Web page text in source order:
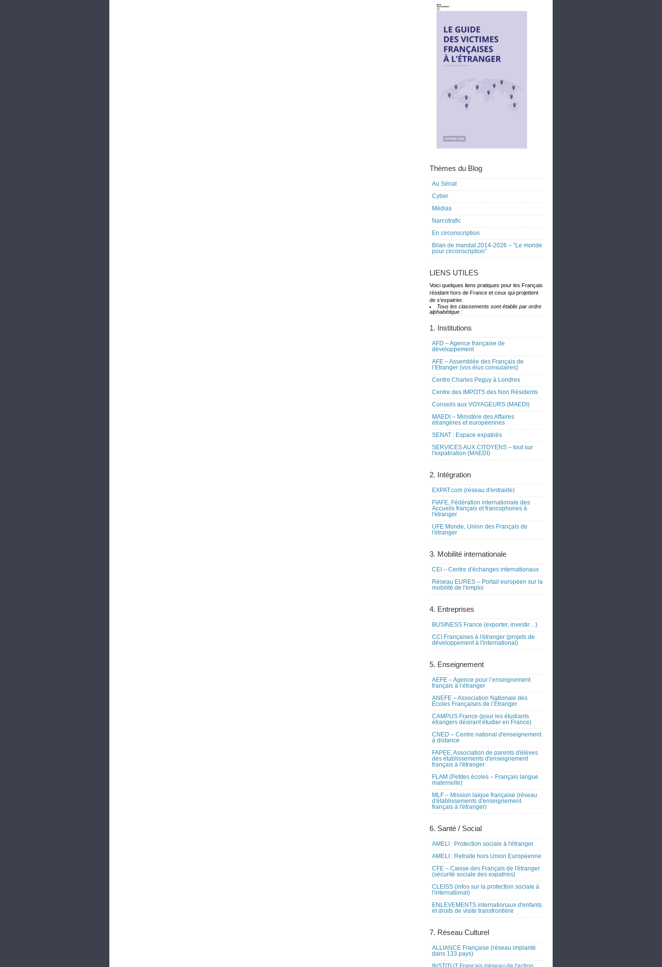
Thèmes du Blog
Au Sénat
Cyber
Médias
Narcotrafic
En circonscription
Bilan de mandat 2014-2026 – “Le monde
pour circonscription”
LIENS UTILES
Voici quelques liens pratiques pour les Français
résidant hors de France et ceux qui projettent
de s'expatrier.
Tous les classements sont établis par ordre
alphabétique :
1. Institutions
AFD – Agence française de
développement
AFE – Assemblée des Français de
l’Etranger (vos élus consulaires)
Centre Charles Peguy à Londres
Centre des IMPOTS des Non Résidents
Conseils aux VOYAGEURS (MAEDI)
MAEDI – Ministère des Affaires
étrangères et européennes
SENAT : Espace expatriés
SERVICES AUX CITOYENS – tout sur
l'expatriation (MAEDI)
2. Intégration
EXPAT.com (réseau d'entraide)
FIAFE, Fédération internationale des
Accueils français et francophones à
l'étranger
UFE Monde, Union des Français de
l'étranger
3. Mobilité internationale
CEI – Centre d'échanges internationaux
Réseau EURES – Portail européen sur la
mobilité de l'emploi
4. Entreprises
BUSINESS France (exporter, investir…)
CCI Françaises à l'étranger (projets de
développement à l'international)
5. Enseignement
AEFE – Agence pour l’enseignement
français à l’étranger
ANEFE – Association Nationale des
Écoles Françaises de l’Étranger
CAMPUS France (pour les étudiants
étrangers désirant étudier en France)
CNED – Centre national d'enseignement
à distance
FAPEE, Association de parents d'élèves
des établissements d'enseignement
français à l'étranger.
FLAM (Petites écoles – Français langue
maternelle)
MLF – Mission laïque française (réseau
d'établissements d'enseignement
français à l'étranger)
6. Santé / Social
AMELI : Protection sociale à l'étranger
AMELI : Retraite hors Union Européenne
CFE – Caisse des Français de l'étranger
(sécurité sociale des expatriés)
CLEISS (infos sur la protection sociale à
l'international)
ENLEVEMENTS internationaux d'enfants
et droits de visite transfrontière
7. Réseau Culturel
ALLIANCE Française (réseau implanté
dans 133 pays)